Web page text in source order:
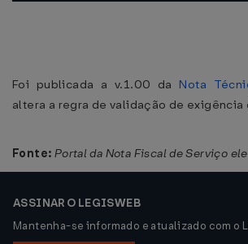
Foi publicada a v.1.00 da Nota
altera a regra de validação de exigência
Fonte: Portal da Nota Fiscal de Serviço
ASSINAR O LEGISWEB
Mantenha-se informado e atualizado com o